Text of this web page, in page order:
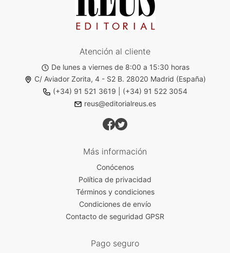
Atención al cliente
De lunes a viernes de 8:00 a 15:30 horas
C/ Aviador Zorita, 4 - S2 B. 28020 Madrid (España)
(+34) 91 521 3619
(+34) 91 522 3054
reus@editorialreus.es
Más información
Conócenos
Política de privacidad
Términos y condiciones
Condiciones de envío
Contacto de seguridad GPSR
Pago seguro